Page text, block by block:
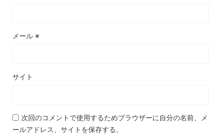
メール ※
サイト
次回のコメントで使用するためブラウザーに自分の名前、メ
ールアドレス、サイトを保存する。